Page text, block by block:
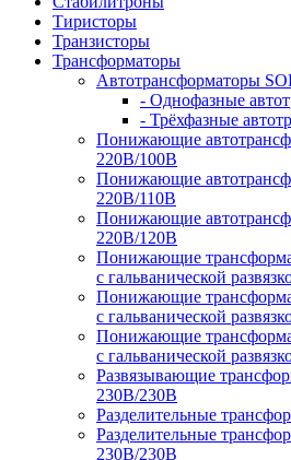
Тиристоры
Транзисторы
Трансформаторы
Автотрансформаторы
- Однофазные
- Трёхфазные
Понижающие
220В/100В
Понижающие
220В/110В
Понижающие
220В/120В
Понижающие
с гальванической
Понижающие
с гальванической
Понижающие
с гальванической
Развязывающие
230В/230В
Разделительные
Разделительные
230В/230В